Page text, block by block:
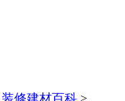
装修建材百科 >